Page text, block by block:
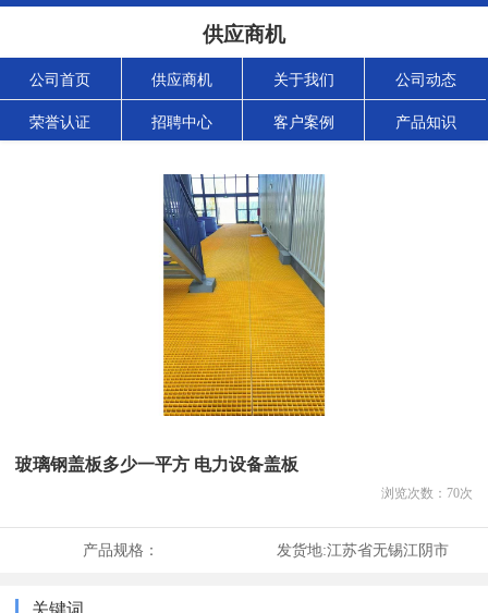
供应商机
公司首页 供应商机 关于我们 公司动态
荣誉认证 招聘中心 客户案例 产品知识
玻璃钢盖板多少一平方 电力设备盖板
浏览次数： 70次
产品规格： 发货地:江苏省无锡江阴市
关键词